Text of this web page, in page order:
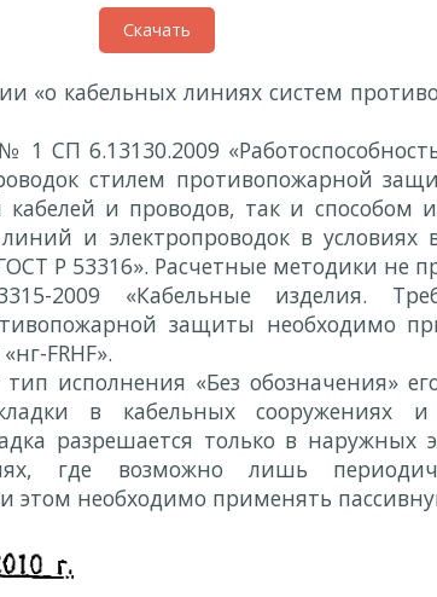
Скачать
«о кабельных линиях систем
1 СП 6.13130.2009
стилем противопожарной
и проводов, так и способом
и электропроводок в условиях
Р 53316». Расчетные методики не
2009 «Кабельные изделия.
защиты необходимо
FRHF».
тип исполнения «Без обозначения»
в кабельных сооружениях и
разрешается только в наружных
где возможно лишь
этом необходимо применять